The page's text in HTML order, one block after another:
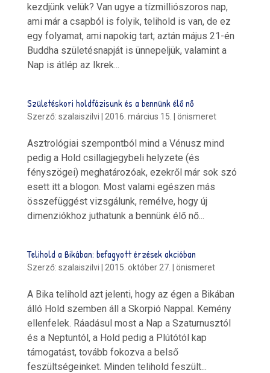
kezdjünk velük? Van ugye a tízmilliószoros nap,
ami már a csapból is folyik, telihold is van, de ez
egy folyamat, ami napokig tart; aztán május 21-én
Buddha születésnapját is ünnepeljük, valamint a
Nap is átlép az Ikrek...
Születéskori holdfázisunk és a bennünk élő nő
Szerző: szalaiszilvi 2016. március 15. önismeret
Asztrológiai szempontból mind a Vénusz mind
pedig a Hold csillagjegybeli helyzete (és
fényszögei) meghatározóak, ezekről már sok szó
esett itt a blogon. Most valami egészen más
összefüggést vizsgálunk, remélve, hogy új
dimenziókhoz juthatunk a bennünk élő nő...
Telihold a Bikában: befagyott érzések akcióban
Szerző: szalaiszilvi 2015. október 27. önismeret
A Bika telihold azt jelenti, hogy az égen a Bikában
álló Hold szemben áll a Skorpió Nappal. Kemény
ellenfelek. Ráadásul most a Nap a Szaturnusztól
és a Neptuntól, a Hold pedig a Plútótól kap
támogatást, tovább fokozva a belső
feszültségeinket. Minden telihold feszült...